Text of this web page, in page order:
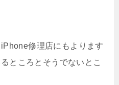
修理店にもよります
ところとそうでないとこ